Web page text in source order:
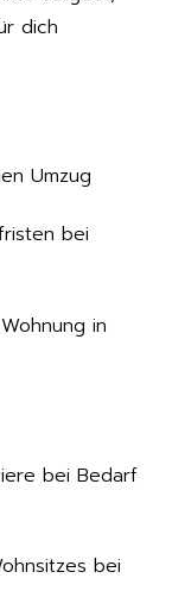
dich
Umzug
bei
in
bei Bedarf
bei